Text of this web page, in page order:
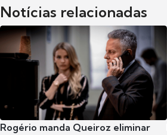
Notícias relacionadas
Rogério manda Queiroz eliminar